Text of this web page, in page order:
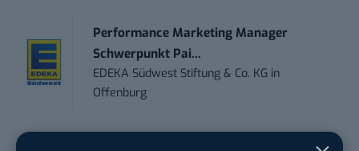
Performance Marketing Manager
Schwerpunkt Pai...
EDEKA Südwest Stiftung & Co. KG in
Offenburg